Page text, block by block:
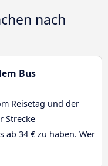
nach
Bus
Reisetag und der
Strecke
ab 34 € zu haben. Wer